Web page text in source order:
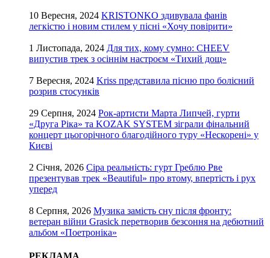
10 Вересня, 2024 KRISTONKO здивувала фанів
легкістю і новим стилем у пісні «Хочу повірити»
1 Листопада, 2024 Для тих, кому сумно: CHEEV
випустив трек з осіннім настроєм «Тихий дощ»
7 Вересня, 2024 Kriss представила пісню про болісний
розрив стосунків
29 Серпня, 2024 Рок-артисти Марта Липчей, гурти
«Друга Ріка» та KOZAK SYSTEM зіграли фінальний
концерт цьогорічного благодійного туру «Нескорені» у
Києві
2 Січня, 2026 Сіра реальність: гурт Греблю Рве
презентував трек «Beautiful» про втому, впертість і рух
уперед
8 Серпня, 2026 Музика замість сну після фронту:
ветеран війни Grasick перетворив безсоння на дебютний
альбом «Поетроніка»